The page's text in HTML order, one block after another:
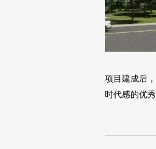
项目建成后
时代感的优秀